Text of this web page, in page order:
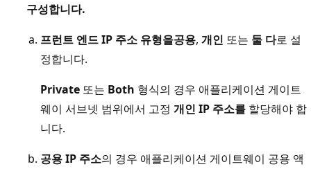
구성합니다.
프런트 엔드 IP 주소 유형을공용, 개인 또는 둘 다로 설
정합니다.
Private 또는 Both 형식의 경우 애플리케이션 게이트
웨이 서브넷 범위에서 고정 개인 IP 주소를 할당해야 합
니다.
공용 IP 주소의 경우 애플리케이션 게이트웨이 공용 액